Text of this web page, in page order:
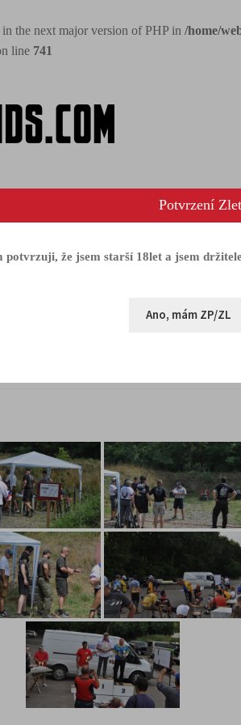
the next major version of PHP in /home/
line 741
Tým & akce
Hungary
Shotgun Open
Potvrzení
potvrzuji, že jsem starší 18let a jsem